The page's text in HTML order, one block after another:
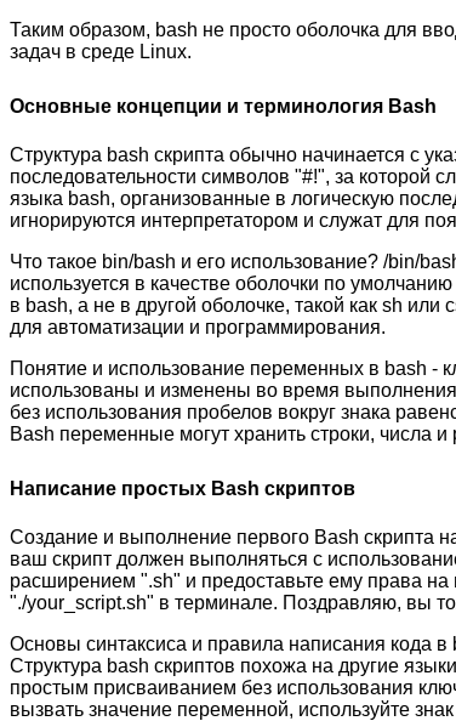
Таким образом, bash не просто оболочка для
задач в среде Linux.
Основные концепции и терминология Bash
Структура bash скрипта обычно начинается с
последовательности символов "#!", за которой
языка bash, организованные в логическую
игнорируются интерпретатором и служат для
Что такое bin/bash и его использование? /bin/
используется в качестве оболочки по
в bash, а не в другой оболочке, такой как sh
для автоматизации и программирования.
Понятие и использование переменных в bash -
использованы и изменены во время
без использования пробелов вокруг знака
Bash переменные могут хранить строки, числа
Написание простых Bash скриптов
Создание и выполнение первого Bash скрипта
ваш скрипт должен выполняться с
расширением ".sh" и предоставьте ему права
"./your_script.sh" в терминале. Поздравляю, вы
Основы синтаксиса и правила написания кода
Структура bash скриптов похожа на другие
простым присваиванием без использования
вызвать значение переменной, используйте